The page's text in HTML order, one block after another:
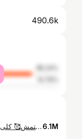
490.6k
برام سسکی تری حتی ازون دختر مو فرهههه ووو🥵🔥🦚 این شما و اینم نایاد جدیدتون 🙈حسابی داف شدماااا خدایییی😌 من یه روزی میگفتم عمرا بینیمو عمل کنم ولی نمیدونم که چی شد یهو اینجوری شد😁 نتیجه چی میشه؟ اینکه زندگی همیشه روبروتون میکنه با چیزی ک انتظارشو ندارین اصن✌🏼 بینیم چطور شده حالا ب نظرتون؟👀 لازمه بگم واستون ساخت اون شولدر پیس پر طاووس یک ماه زمان برد و با دستای خودم ساختمش🥰 کلی عشق و انرژی بدین که بلاگرفتتون اومده🥹💜 Hairstyle by : @omid_nik_mohamadi Music : perreo by @talkdown_original @amiaa_talkdownn6.1M